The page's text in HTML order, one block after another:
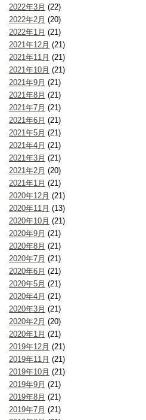
2022年3月 (22)
2022年2月 (20)
2022年1月 (21)
2021年12月 (21)
2021年11月 (21)
2021年10月 (21)
2021年9月 (21)
2021年8月 (21)
2021年7月 (21)
2021年6月 (21)
2021年5月 (21)
2021年4月 (21)
2021年3月 (21)
2021年2月 (20)
2021年1月 (21)
2020年12月 (21)
2020年11月 (13)
2020年10月 (21)
2020年9月 (21)
2020年8月 (21)
2020年7月 (21)
2020年6月 (21)
2020年5月 (21)
2020年4月 (21)
2020年3月 (21)
2020年2月 (20)
2020年1月 (21)
2019年12月 (21)
2019年11月 (21)
2019年10月 (21)
2019年9月 (21)
2019年8月 (21)
2019年7月 (21)